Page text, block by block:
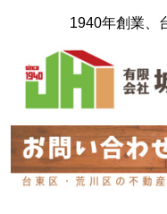
1940年創業、